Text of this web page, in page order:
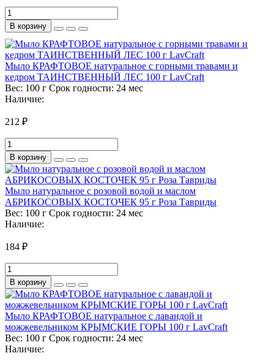
В корзину
Мыло КРАФТОВОЕ натуральное с горными травами и
кедром ТАИНСТВЕННЫЙ ЛЕС 100 г LavCraft
Вес: 100 г Срок годности: 24 мес
Наличие:
212 ₽
В корзину
Мыло натуральное с розовой водой и маслом
АБРИКОСОВЫХ КОСТОЧЕК 95 г Роза Тавриды
Вес: 100 г Срок годности: 24 мес
Наличие:
184 ₽
В корзину
Мыло КРАФТОВОЕ натуральное с лавандой и
можжевельником КРЫМСКИЕ ГОРЫ 100 г LavCraft
Вес: 100 г Срок годности: 24 мес
Наличие: